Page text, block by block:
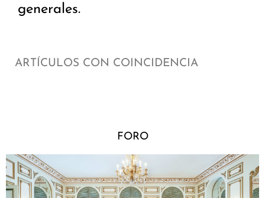
generales.
ARTÍCULOS CON COINCIDENCIA
FORO